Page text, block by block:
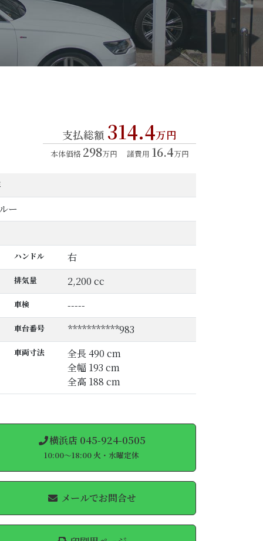
支払総額 314.4万円
本体価格 298万円 諸費用 16.4万円
ー
ハンドル 右
排気量 2,200 cc
車検 -----
車台番号 ***********983
車両寸法
全長 490 cm
全幅 193 cm
全高 188 cm
横浜店 045-924-0505
10:00～18:00 火・水曜定休
メールでお問合せ